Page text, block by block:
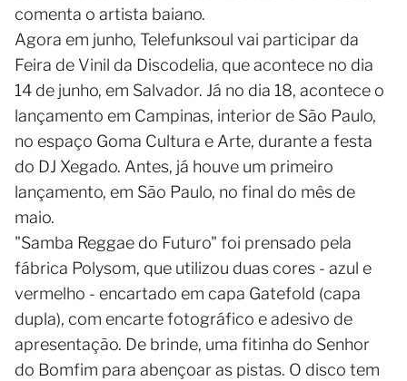
comenta o artista baiano.
Agora em junho, Telefunksoul vai participar da
Feira de Vinil da Discodelia, que acontece no dia
14 de junho, em Salvador. Já no dia 18, acontece o
lançamento em Campinas, interior de São Paulo,
no espaço Goma Cultura e Arte, durante a festa
do DJ Xegado. Antes, já houve um primeiro
lançamento, em São Paulo, no final do mês de
maio.
"Samba Reggae do Futuro" foi prensado pela
fábrica Polysom, que utilizou duas cores - azul e
vermelho - encartado em capa Gatefold (capa
dupla), com encarte fotográfico e adesivo de
apresentação. De brinde, uma fitinha do Senhor
do Bomfim para abençoar as pistas. O disco tem